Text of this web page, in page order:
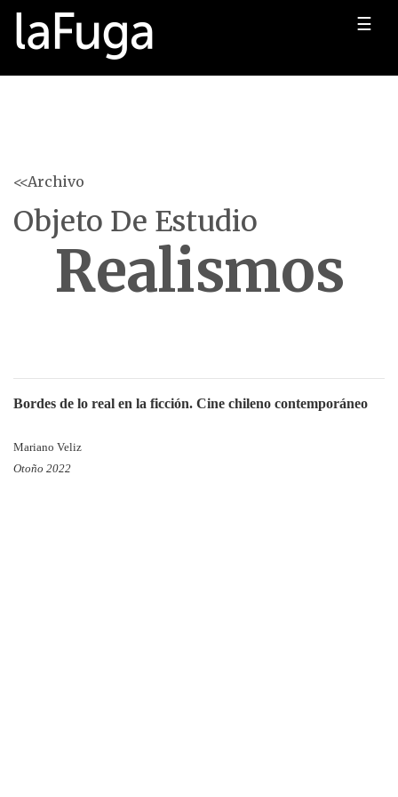
☰
<<Archivo
Objeto De Estudio
Realismos
Bordes de lo real en la ficción. Cine chileno contemporáneo
Mariano Veliz
Otoño 2022